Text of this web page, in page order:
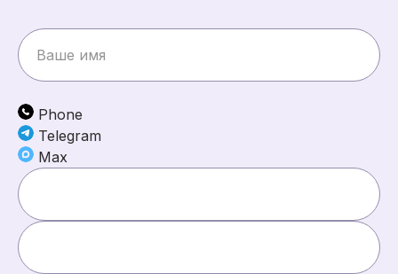
Phone
Telegram
Max